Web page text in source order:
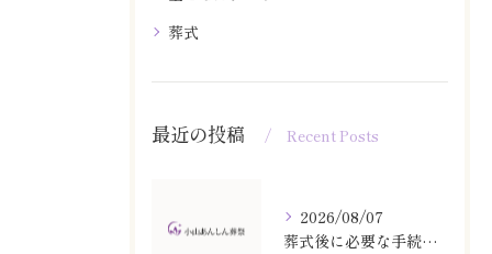
葬式
最近の投稿 Recent Posts
2026/08/07
葬式後に必要な手続きと遺品整理の流れを栃木県小山市で実践するガイド